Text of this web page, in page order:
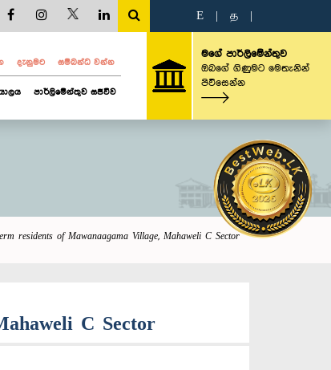
E த
දැනුමට සම්බන්ධ වන්න
පාර්ලිමේන්තුව සජීවීව
මගේ පාර්ලිමේන්තුව
ඔබගේ ගිණුමට මෙතැනින්
පිවිසෙන්න
residents of Mawanaagama Village, Mahaweli C Sector
C Sector